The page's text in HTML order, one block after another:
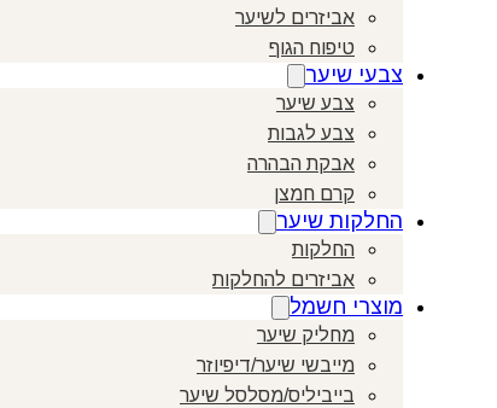
אביזרים לשיער
טיפוח הגוף
צבעי שיער
צבע שיער
צבע לגבות
אבקת הבהרה
קרם חמצן
החלקות שיער
החלקות
אביזרים להחלקות
מוצרי חשמל
מחליק שיער
מייבשי שיער/דיפיוזר
בייביליס/מסלסל שיער